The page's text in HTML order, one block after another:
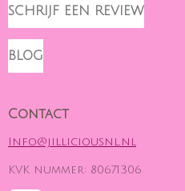
S
T
G
R
K
C
E
SCHRIJF EEN REVIEW
BLOG
Contact
Info@jilliciousnl.nl
KVK nummer: 80671306